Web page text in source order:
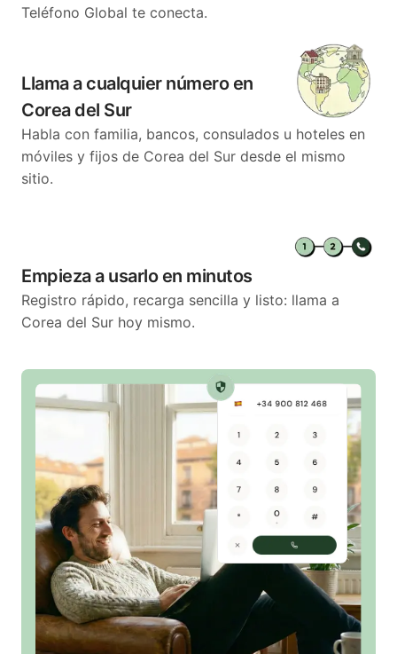
Teléfono Global te conecta.
Llama a cualquier número en
Corea del Sur
Habla con familia, bancos, consulados u hoteles en
móviles y fijos de Corea del Sur desde el mismo
sitio.
Empieza a usarlo en minutos
Registro rápido, recarga sencilla y listo: llama a
Corea del Sur hoy mismo.